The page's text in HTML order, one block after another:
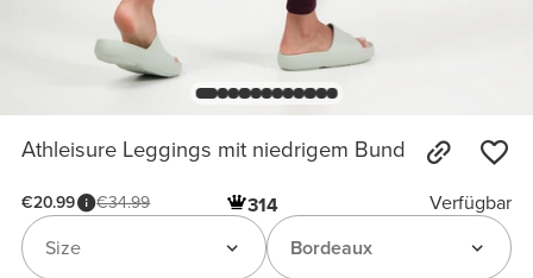
Athleisure Leggings mit niedrigem Bund
€20.99 €34.99 314
Verfügbar
Bordeaux
Size